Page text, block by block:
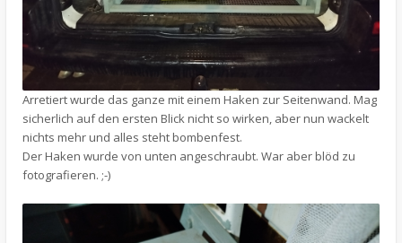
Arretiert wurde das ganze mit einem Haken zur Seitenwand. Mag
sicherlich auf den ersten Blick nicht so wirken, aber nun wackelt
nichts mehr und alles steht bombenfest.
Der Haken wurde von unten angeschraubt. War aber blöd zu
fotografieren. ;-)